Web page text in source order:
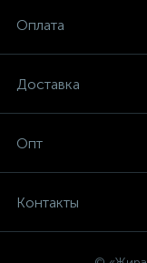
Оплата
Доставка
Опт
Контакты